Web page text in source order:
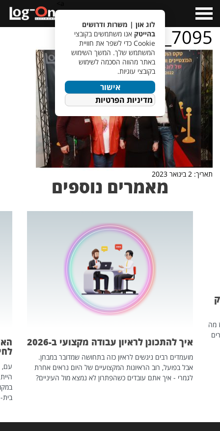
Menu
IMG_7095
תאריך: 2 בינואר 2023
מאמרים נוספים
מה
איך להתכונן לראיון עבודה מקצועי ב-2026
מועמדים רבים ניגשים לראיון כזה בתחושה שמדובר במבחן.
אבל בפועל, רוב הראיונות המקצועיים של היום נראים אחרת
לגמרי - איך אתם עובדים כשהפתרון לא נמצא מול העיניים?
עם,
לוג און | משרות ודרושים
בהייטק אנו משתמשים בקובצי
Cookie כדי לשפר את חוויית
המשתמש שלך. המשך השימוש
באתר מהווה הסכמה לשימוש
בקובצי עוגיות.
אישור
מדיניות הפרטיות